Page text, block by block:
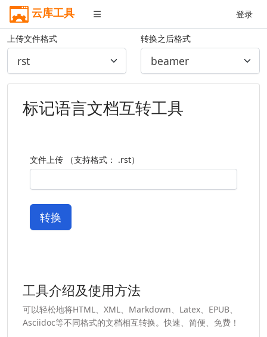
云库工具 登录
上传文件格式 转换之后格式
标记语言文档互转工具
文件上传 （支持格式： .rst）
转换
工具介绍及使用方法
可以轻松地将HTML、XML、Markdown、Latex、EPUB、
Asciidoc等不同格式的文档相互转换。快速、简便、免费！